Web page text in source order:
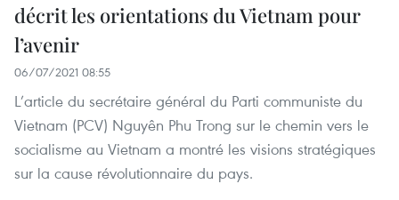
décrit les orientations du Vietnam pour
l’avenir
06/07/2021 08:55
L’article du secrétaire général du Parti communiste du
Vietnam (PCV) Nguyên Phu Trong sur le chemin vers le
socialisme au Vietnam a montré les visions stratégiques
sur la cause révolutionnaire du pays.